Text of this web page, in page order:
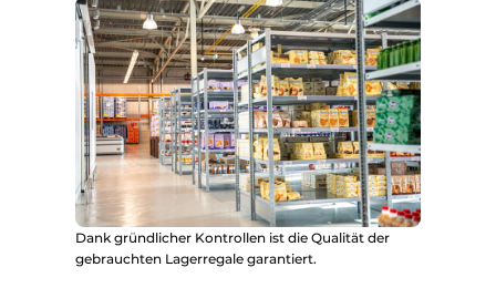
Dank gründlicher Kontrollen ist die Qualität der
gebrauchten Lagerregale garantiert.